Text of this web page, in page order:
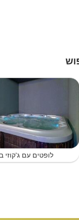
לופטים עם ג'קוזי